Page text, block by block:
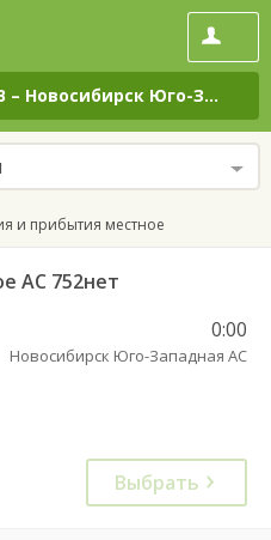
– Новосибирск Юго-Западная АС
и прибытия местное
АС 752нет
0:00
Новосибирск Юго-Западная АС
Выбрать